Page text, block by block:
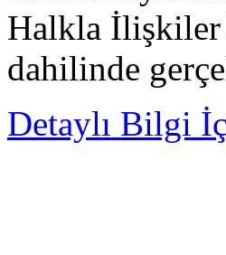
Halkla İlişkiler
dahilinde
Detaylı Bilgi